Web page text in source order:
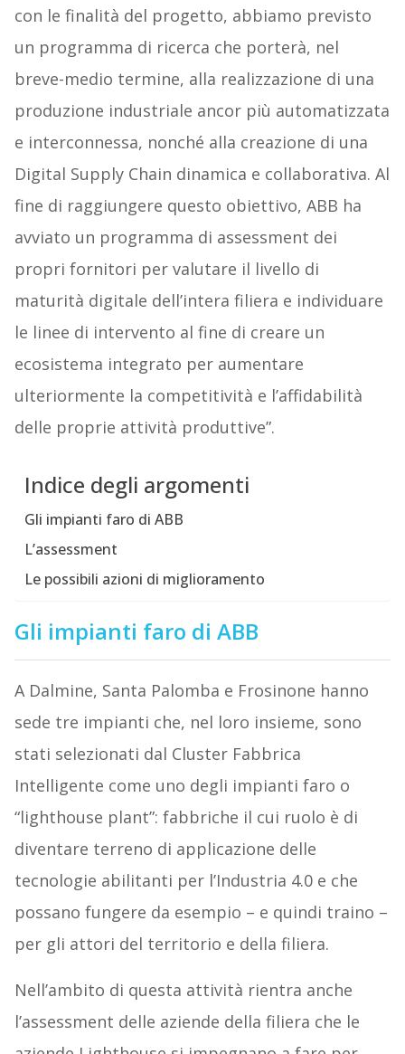
con le finalità del progetto, abbiamo previsto
un programma di ricerca che porterà, nel
breve-medio termine, alla realizzazione di una
produzione industriale ancor più automatizzata
e interconnessa, nonché alla creazione di una
Digital Supply Chain dinamica e collaborativa. Al
fine di raggiungere questo obiettivo, ABB ha
avviato un programma di assessment dei
propri fornitori per valutare il livello di
maturità digitale dell’intera filiera e individuare
le linee di intervento al fine di creare un
ecosistema integrato per aumentare
ulteriormente la competitività e l’affidabilità
delle proprie attività produttive”.
Indice degli argomenti
Gli impianti faro di ABB
L’assessment
Le possibili azioni di miglioramento
Gli impianti faro di ABB
A Dalmine, Santa Palomba e Frosinone hanno
sede tre impianti che, nel loro insieme, sono
stati selezionati dal Cluster Fabbrica
Intelligente come uno degli impianti faro o
“lighthouse plant”: fabbriche il cui ruolo è di
diventare terreno di applicazione delle
tecnologie abilitanti per l’Industria 4.0 e che
possano fungere da esempio – e quindi traino –
per gli attori del territorio e della filiera.
Nell’ambito di questa attività rientra anche
l’assessment delle aziende della filiera che le